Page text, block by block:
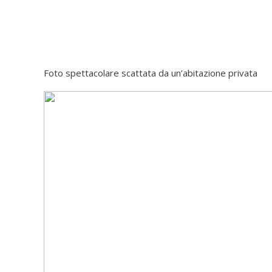
Foto spettacolare scattata da un’abitazione privata